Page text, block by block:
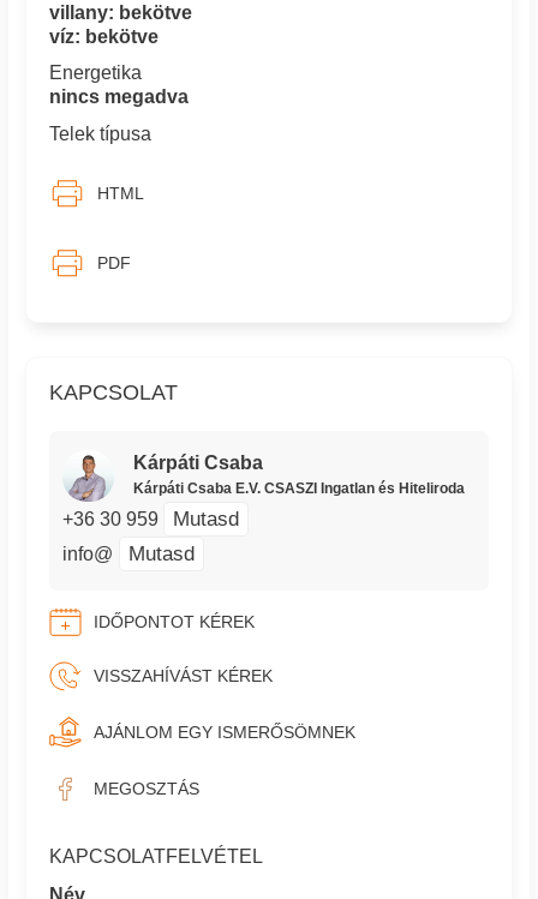
KAPCSOLAT
Kárpáti Csaba
Kárpáti Csaba E.V. CSASZI Ingatlan és Hiteliroda
+36 30 959 Mutasd
info@ Mutasd
IDŐPONTOT KÉREK
VISSZAHÍVÁST KÉREK
AJÁNLOM EGY ISMERŐSÖMNEK
MEGOSZTÁS
KAPCSOLATFELVÉTEL
Név
villany: bekötve
víz: bekötve
Energetika
nincs megadva
Telek típusa
HTML
PDF